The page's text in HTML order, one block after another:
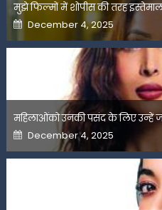
मुझे फिल्मों में शोपीस की तरह
Posted
on
December 4, 2025
महिलाओंको उनकी पसंद के लिए उन्हें
Posted
on
December 4, 2025